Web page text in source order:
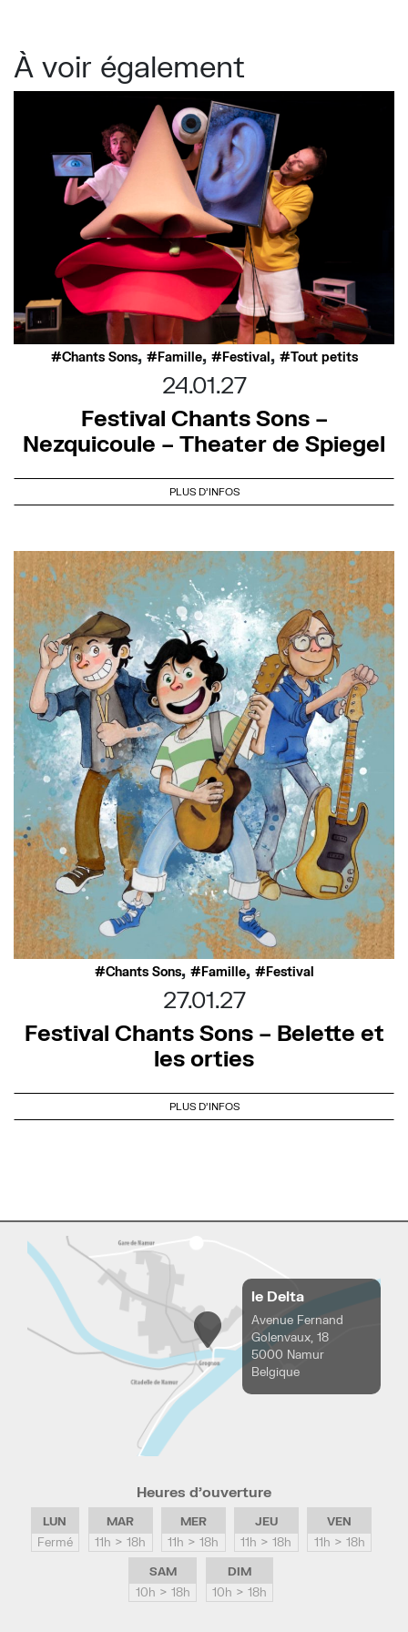
À voir également
Chants Sons, Famille, Festival , Tout petits
24.01.27
Festival Chants Sons –
Nezquicoule – Theater de Spiegel
PLUS D'INFOS
Chants Sons, Famille, Festival
27.01.27
Festival Chants Sons – Belette et
les orties
PLUS D'INFOS
le Delta
Avenue Fernand
Golenvaux, 18
5000 Namur
Belgique
Heures d’ouverture
LUN
Fermé
MAR
11h > 18h
MER
11h > 18h
JEU
11h > 18h
VEN
11h > 18h
SAM
10h > 18h
DIM
10h > 18h